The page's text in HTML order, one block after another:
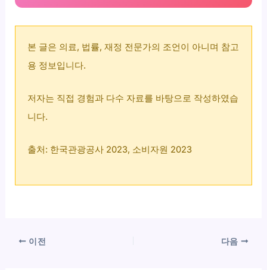
본 글은 의료, 법률, 재정 전문가의 조언이 아니며 참고
용 정보입니다.
저자는 직접 경험과 다수 자료를 바탕으로 작성하였습
니다.
출처: 한국관광공사 2023, 소비자원 2023
이전 다음